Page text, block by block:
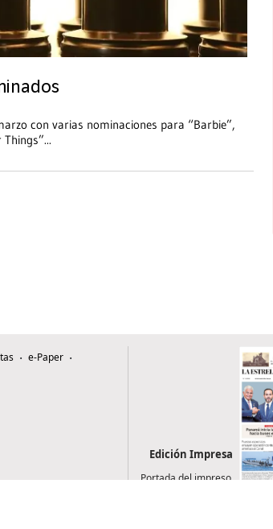
con varias nominaciones para “Barbie”,
Things”...
e-Paper
Edición Impresa
Portada del impreso